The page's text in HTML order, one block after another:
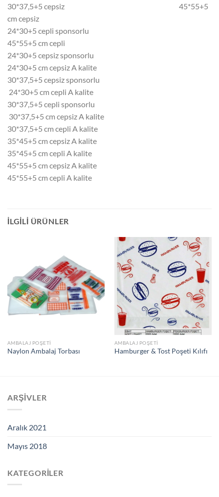
30*37,5+5 cepsiz 45*55+5
cm cepsiz
24*30+5 cepli sponsorlu
45*55+5 cm cepli
24*30+5 cepsiz sponsorlu
24*30+5 cm cepsiz A kalite
30*37,5+5 cepsiz sponsorlu
24*30+5 cm cepli A kalite
30*37,5+5 cepli sponsorlu
30*37,5+5 cm cepsiz A kalite
30*37,5+5 cm cepli A kalite
35*45+5 cm cepsiz A kalite
35*45+5 cm cepli A kalite
45*55+5 cm cepsiz A kalite
45*55+5 cm cepli A kalite
İLGILI ÜRÜNLER
AMBALAJ POŞETİ
Naylon Ambalaj Torbası
AMBALAJ POŞETİ
Hamburger & Tost Poşeti Kılıfı
ARŞIVLER
Aralık 2021
Mayıs 2018
KATEGORILER